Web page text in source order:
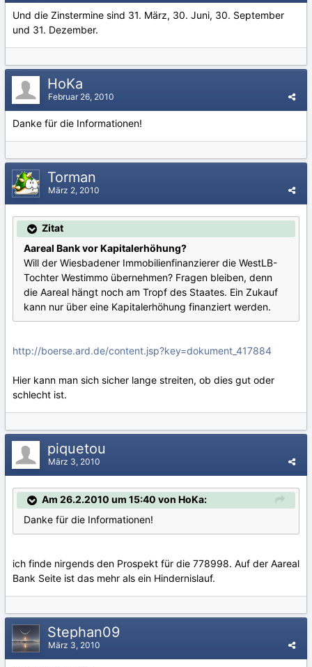
Und die Zinstermine sind 31. März, 30. Juni, 30. September
und 31. Dezember.
HoKa
Februar 26, 2010
Danke für die Informationen!
Torman
März 2, 2010
Zitat
Aareal Bank vor Kapitalerhöhung?
Will der Wiesbadener Immobilienfinanzierer die WestLB-
Tochter Westimmo übernehmen? Fragen bleiben, denn
die Aareal hängt noch am Tropf des Staates. Ein Zukauf
kann nur über eine Kapitalerhöhung finanziert werden.
http://boerse.ard.de/content.jsp?key=dokument_417884
Hier kann man sich sicher lange streiten, ob dies gut oder
schlecht ist.
piquetou
März 3, 2010
Am 26.2.2010 um 15:40 von HoKa:
Danke für die Informationen!
ich finde nirgends den Prospekt für die 778998. Auf der Aareal
Bank Seite ist das mehr als ein Hindernislauf.
Stephan09
März 3, 2010